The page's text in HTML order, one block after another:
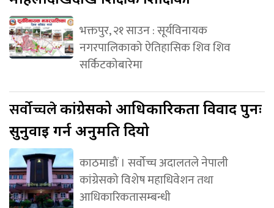
भक्तपुर, २१ साउन : सूर्यविनायक
नगरपालिकाको ऐतिहासिक शिव शिव
सर्किटकोबारेमा
सर्वोच्चलेकांग्रेसको आधिकारिकता विवाद पुनः
सुनुवाइ गर्न अनुमति दियो
काठमाडौं । सर्वोच्च अदालतले नेपाली
कांग्रेसको विशेष महाधिवेशन तथा
आधिकारिकतासम्बन्धी